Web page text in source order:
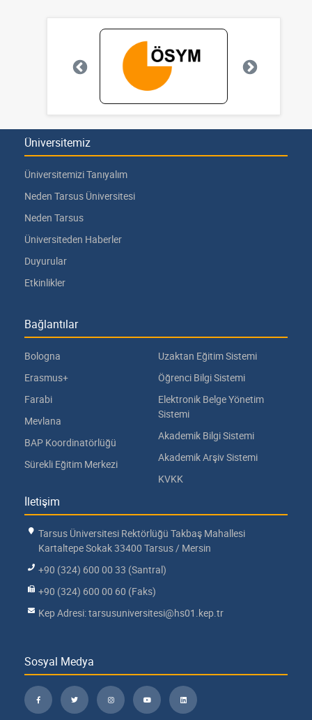
Üniversitemiz
Üniversitemizi Tanıyalım
Neden Tarsus Üniversitesi
Neden Tarsus
Üniversiteden Haberler
Duyurular
Etkinlikler
Bağlantılar
Bologna
Erasmus+
Farabi
Mevlana
BAP Koordinatörlüğü
Sürekli Eğitim Merkezi
Uzaktan Eğitim Sistemi
Öğrenci Bilgi Sistemi
Elektronik Belge Yönetim
Sistemi
Akademik Bilgi Sistemi
Akademik Arşiv Sistemi
KVKK
İletişim
Tarsus Üniversitesi Rektörlüğü Takbaş Mahallesi
Kartaltepe Sokak 33400 Tarsus / Mersin
+90 (324) 600 00 33 (Santral)
+90 (324) 600 00 60 (Faks)
Kep Adresi: tarsusuniversitesi@hs01.kep.tr
Sosyal Medya